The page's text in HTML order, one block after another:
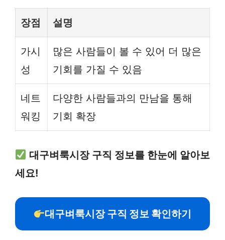
장점 설명
가시
성
많은 사람들이 볼 수 있어 더 많은
기회를 가질 수 있음
네트
워킹
다양한 사람들과의 만남을 통해
기회 확장
대구벼룩시장 구직 정보를 한눈에 알아보
세요!
대구벼룩시장 구직 정보 확인하기